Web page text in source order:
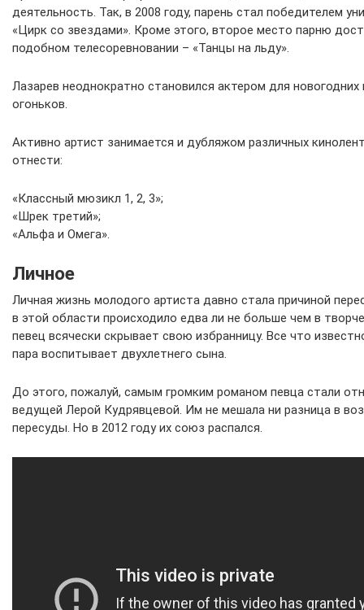
деятельность. Так, в 2008 году, парень стал победителем
«Цирк со звездами». Кроме этого, второе место парню
подобном телесоревновании – «Танцы на льду».
Лазарев неоднократно становился актером для
огоньков.
Активно артист занимается и дубляжом различных
отнести:
«Классный мюзикл 1, 2, 3»;
«Шрек третий»;
«Альфа и Омега».
Личное
Личная жизнь молодого артиста давно стала причиной
в этой области происходило едва ли не больше чем в
певец всячески скрывает свою избранницу. Все что
пара воспитывает двухлетнего сына.
До этого, пожалуй, самым громким романом певца стали
ведущей Лерой Кудрявцевой. Им не мешала ни разница в
пересуды. Но в 2012 году их союз распался.